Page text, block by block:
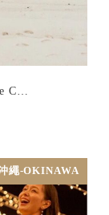
C…
繩-OKINAWA